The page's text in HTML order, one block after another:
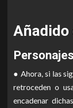
Añadido
Personajes
● Ahora, si las
retroceden o
encadenar